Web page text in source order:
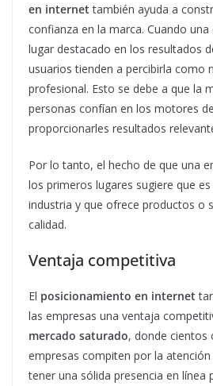
en internet también ayuda a
confianza en la marca. Cuando
lugar destacado en los resultados
usuarios tienden a percibirla como
profesional. Esto se debe a que la
personas confían en los motores
proporcionarles resultados
Por lo tanto, el hecho de que una
los primeros lugares sugiere que
industria y que ofrece productos o
calidad.
Ventaja competitiva
El posicionamiento en internet
las empresas una ventaja
mercado saturado, donde cientos
empresas compiten por la
tener una sólida presencia en línea